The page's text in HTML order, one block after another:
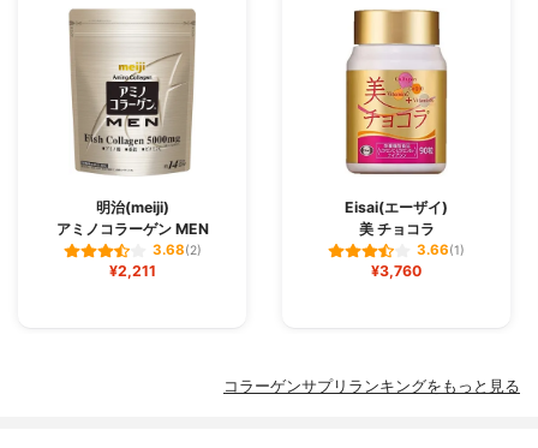
明治(meiji)
アミノコラーゲン MEN
3.68(2)
¥2,211
Eisai(エーザイ)
美 チョコラ
3.66(1)
¥3,760
コラーゲンサプリランキングをもっと見る